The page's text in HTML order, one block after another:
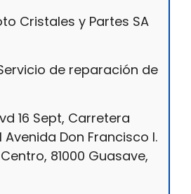
Cristales y Partes SA
de reparación de
16 Sept, Carretera
Don Francisco I.
81000 Guasave,